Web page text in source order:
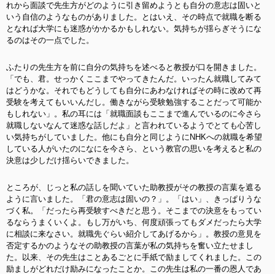
れから面談で先生方がどのように引き留めようとも自分の意志は固いと
いう自信のようなものがありました。とはいえ、その時点で就職を断る
となれば大学にも迷惑がかかるかもしれない。気持ちが揺らぎそうにな
るのはその一点でした。
ふたりの先生方を前に自分の気持ちを述べると教授が口を開きました。
「でも、君。せっかくここまでやってきたんだ。いったん就職してみて
はどうかな。それでもどうしても自分にあわなければその時に改めて再
受験を考えてもいいんだし。働きながら受験勉強することだって可能か
もしれない」。私の耳には「就職面談もここまで進んでいるのに今さら
就職しないなんて迷惑な話しだよ」と言われているようでとても心苦し
い気持ちがしていました。他にも自分と同じようにNHKへの就職を希望
している人がいたのになにを今さら、という教官の思いを考えると私の
決意は少しだけ揺らいできました。
ところが、じっと私の話しを聞いていた助教授がその教授の言葉を遮る
ように言いました。「君の意志は固いの？」。「はい」、きっぱりうな
づく私。「だったら再受験すべきだと思う。そこまでの決意をもってい
るならうまくいくよ。もし万がいち、何度頑張ってもダメだったら大学
に相談に来なさい。就職先ぐらい紹介してあげるから」。教授の意見を
否定するかのようなその助教授の言葉が私の気持ちを奮い立たせまし
た。以来、その先生はことあるごとに手紙で励ましてくれました。この
励ましがどれだけ励みになったことか。この先生は私の一番の恩人であ